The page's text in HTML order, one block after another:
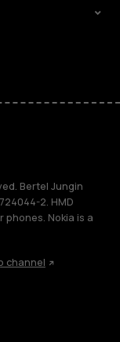
Bertel Jungin
2. HMD
phones. Nokia is a
channel